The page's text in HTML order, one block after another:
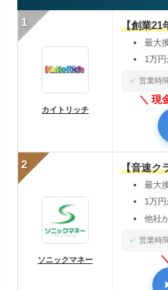
1
カイトリッチ
【創業21
最大
1万
営業時
現
2
ソニックマネー
【音速ク
最大
1万
他社
営業時